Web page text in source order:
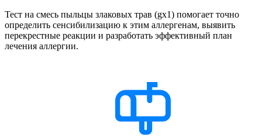
Тест на смесь пыльцы злаковых трав (gx1) помогает точно
определить сенсибилизацию к этим аллергенам, выявить
перекрестные реакции и разработать эффективный план
лечения аллергии.